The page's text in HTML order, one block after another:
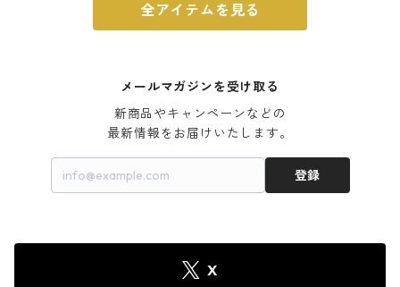
全アイテムを見る
メールマガジンを受け取る
新商品やキャンペーンなどの
最新情報をお届けいたします。
登録
X